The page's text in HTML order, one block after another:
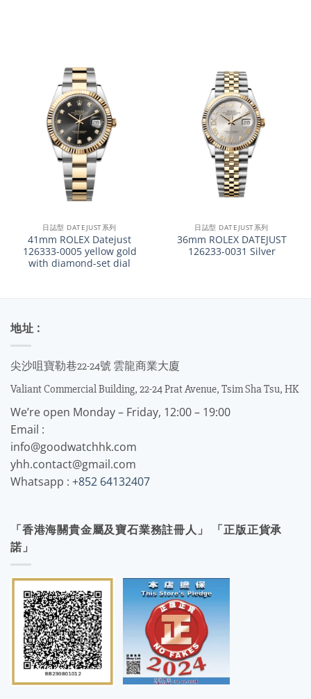
日誌型 DATEJUST系列
41mm ROLEX Datejust
126333-0005 yellow gold
with diamond-set dial
日誌型 DATEJUST系列
36mm ROLEX DATEJUST
126233-0031 Silver
地址 :
尖沙咀寶勒巷22-24號 雲龍商業大廈
Valiant Commercial Building, 22-24 Prat Avenue, Tsim Sha Tsu, HK
We’re open Monday – Friday, 12:00 – 19:00
Email :
info@goodwatchhk.com
yhh.contact@gmail.com
Whatsapp : +852 64132407
「香港海關貴金屬及寶石業務註冊人」 「正版正貨承
諾」